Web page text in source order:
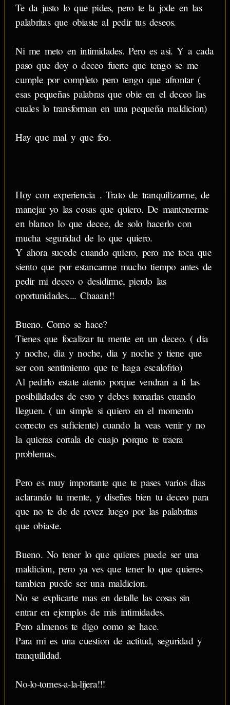
Te da justo lo que pides, pero te la jode en las
palabritas que obiaste al pedir tus deseos.
Ni me meto en intimidades. Pero es asi. Y a cada
paso que doy o deceo fuerte que tengo se me
cumple por completo pero tengo que afrontar (
esas pequeñas palabras que obie en el deceo las
cuales lo transforman en una pequeña maldicion)
Hay que mal y que feo.
Hoy con experiencia . Trato de tranquilizarme, de
manejar yo las cosas que quiero. De mantenerme
en blanco lo que decee, de solo hacerlo con
mucha seguridad de lo que quiero.
Y ahora sucede cuando quiero, pero me toca que
siento que por estancarme mucho tiempo antes de
pedir mi deceo o desidirme, pierdo las
oportunidades.... Chaaan!!
Bueno. Como se hace?
Tienes que focalizar tu mente en un deceo. ( dia
y noche, dia y noche, dia y noche y tiene que
ser con sentimiento que te haga escalofrio)
Al pedirlo estate atento porque vendran a ti las
posibilidades de esto y debes tomarlas cuando
lleguen. ( un simple si quiero en el momento
correcto es suficiente) cuando la veas venir y no
la quieras cortala de cuajo porque te traera
problemas.
Pero es muy importante que te pases varios dias
aclarando tu mente, y diseñes bien tu deceo para
que no te de de revez luego por las palabritas
que obiaste.
Bueno. No tener lo que quieres puede ser una
maldicion, pero ya ves que tener lo que quieres
tambien puede ser una maldicion.
No se explicarte mas en detalle las cosas sin
entrar en ejemplos de mis intimidades.
Pero almenos te digo como se hace.
Para mi es una cuestion de actitud, seguridad y
tranquilidad.
No-lo-tomes-a-la-lijera!!!